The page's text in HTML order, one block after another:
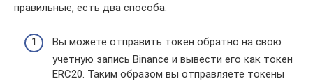
правильные, есть два способа.
Вы можете отправить токен обратно на свою
учетную запись Binance и вывести его как токен
ERC20. Таким образом вы отправляете токены